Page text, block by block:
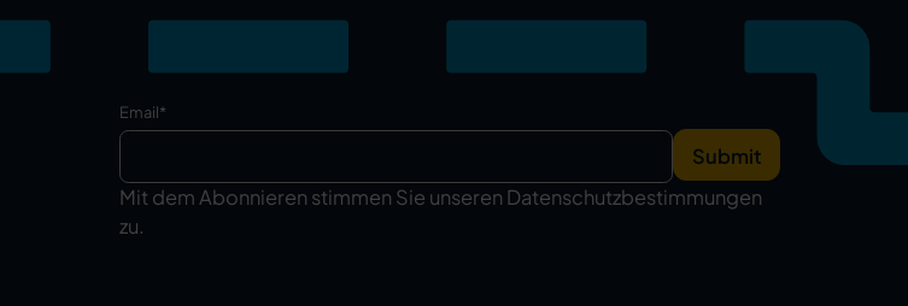
Email*
Mit dem Abonnieren stimmen Sie unseren Datenschutzbestimmungen
zu.